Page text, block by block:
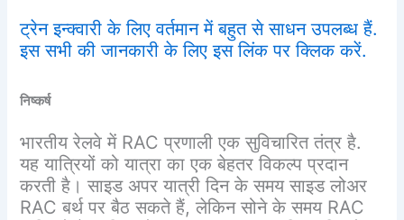
ट्रेन इन्क्वारी के लिए वर्तमान में बहुत से साधन उपलब्ध हैं.
इस सभी की जानकारी के लिए इस लिंक पर क्लिक करें.
निष्कर्ष
भारतीय रेलवे में RAC प्रणाली एक सुविचारित तंत्र है.
यह यात्रियों को यात्रा का एक बेहतर विकल्प प्रदान
करती है। साइड अपर यात्री दिन के समय साइड लोअर
RAC बर्थ पर बैठ सकते हैं, लेकिन सोने के समय RAC